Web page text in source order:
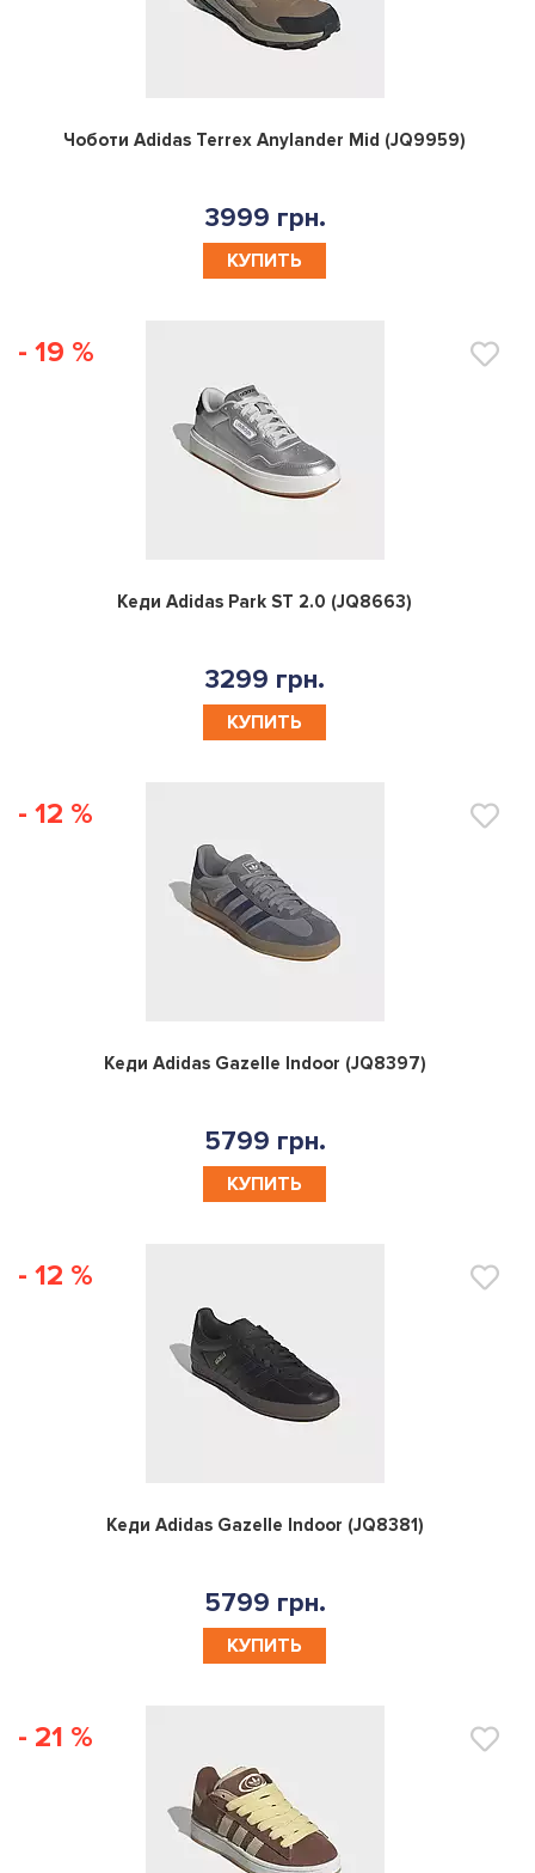
0
Чоботи Adidas Terrex Anylander Mid (JQ9959)
3999 грн.
КУПИТЬ
- 19 %
0
Кеди Adidas Park ST 2.0 (JQ8663)
3299 грн.
КУПИТЬ
- 12 %
0
Кеди Adidas Gazelle Indoor (JQ8397)
5799 грн.
КУПИТЬ
- 12 %
0
Кеди Adidas Gazelle Indoor (JQ8381)
5799 грн.
КУПИТЬ
- 21 %